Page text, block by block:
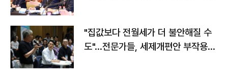
"집값보다 전월세가 더 불안해질 수
도"…전문가들, 세제개편안 부작용